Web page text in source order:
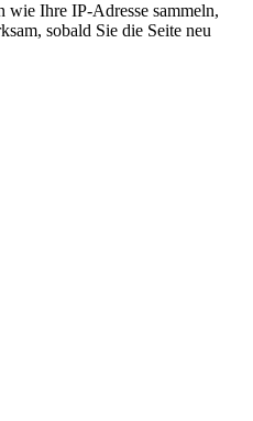
wie Ihre IP-Adresse sammeln,
sobald Sie die Seite neu